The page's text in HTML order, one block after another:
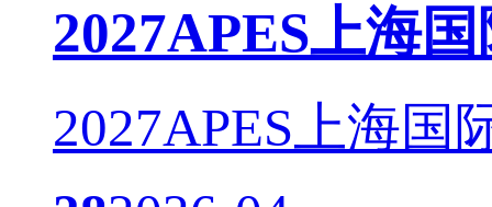
2027APES上海
2027APES上海国